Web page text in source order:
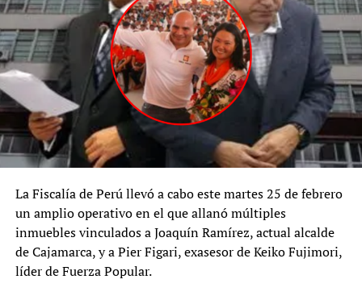
La Fiscalía de Perú llevó a cabo este martes 25 de febrero
un amplio operativo en el que allanó múltiples
inmuebles vinculados a Joaquín Ramírez, actual alcalde
de Cajamarca, y a Pier Figari, exasesor de Keiko Fujimori,
líder de Fuerza Popular.